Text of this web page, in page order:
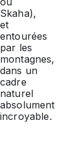
Skaha),
et
entourées
par les
montagnes,
dans un
cadre
naturel
absolument
incroyable.